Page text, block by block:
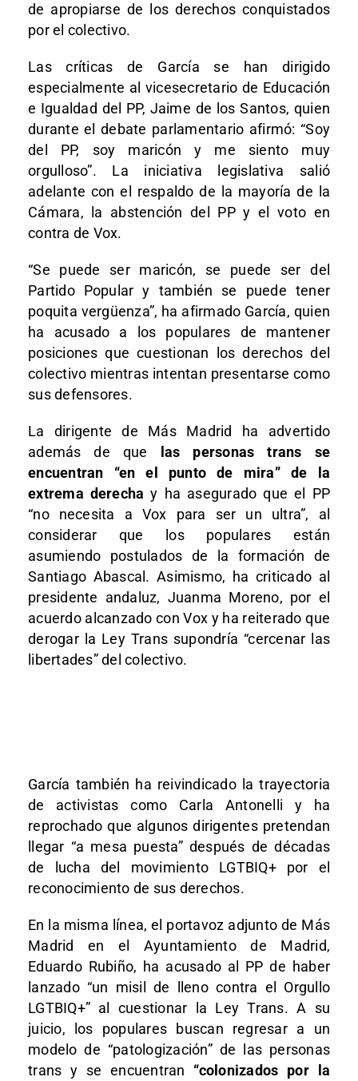
de apropiarse de los derechos conquistados
por el colectivo.
Las críticas de García se han dirigido
especialmente al vicesecretario de Educación
e Igualdad del PP, Jaime de los Santos, quien
durante el debate parlamentario afirmó: “Soy
del PP, soy maricón y me siento muy
orgulloso”. La iniciativa legislativa salió
adelante con el respaldo de la mayoría de la
Cámara, la abstención del PP y el voto en
contra de Vox.
“Se puede ser maricón, se puede ser del
Partido Popular y también se puede tener
poquita vergüenza”, ha afirmado García, quien
ha acusado a los populares de mantener
posiciones que cuestionan los derechos del
colectivo mientras intentan presentarse como
sus defensores.
La dirigente de Más Madrid ha advertido
además de que
las personas trans se
encuentran “en el punto de mira” de la
extrema derecha y ha asegurado que el PP
“no necesita a Vox para ser un ultra”, al
considerar que los populares están
asumiendo postulados de la formación de
Santiago Abascal. Asimismo, ha criticado al
presidente andaluz, Juanma Moreno, por el
acuerdo alcanzado con Vox y ha reiterado que
derogar la Ley Trans supondría “cercenar las
libertades” del colectivo.
García también ha reivindicado la trayectoria
de activistas como Carla Antonelli y ha
reprochado que algunos dirigentes pretendan
llegar “a mesa puesta” después de décadas
de lucha del movimiento LGTBIQ+ por el
reconocimiento de sus derechos.
En la misma línea, el portavoz adjunto de Más
Madrid en el Ayuntamiento de Madrid,
Eduardo Rubiño, ha acusado al PP de haber
lanzado “un misil de lleno contra el Orgullo
LGTBIQ+” al cuestionar la Ley Trans. A su
juicio, los populares buscan regresar a un
modelo de “patologización” de las personas
trans y se encuentran “colonizados por la